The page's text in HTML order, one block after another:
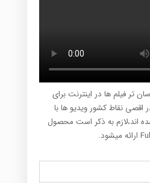
تر فیلم ها در اینترنت برای
اقصی نقاط کشور ویدیو ها با
اند،لازم به ذکر است محصول